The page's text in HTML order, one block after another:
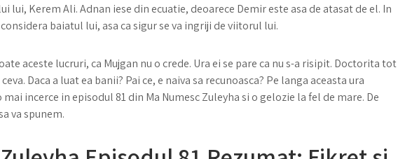
lui, Kerem Ali. Adnan iese din ecuatie, deoarece Demir este asa de atasat de el. In
baiatul lui, asa ca sigur se va ingriji de viitorul lui.
aceste lucruri, ca Mujgan nu o crede. Ura ei se pare ca nu s-a risipit. Doctorita tot
Daca a luat ea banii? Pai ce, e naiva sa recunoasca? Pe langa aceasta ura
incerce in episodul 81 din Ma Numesc Zuleyha si o gelozie la fel de mare. De
va spunem.